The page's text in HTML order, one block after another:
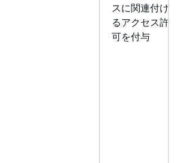
スに関連付け
るアクセス許
可を付与